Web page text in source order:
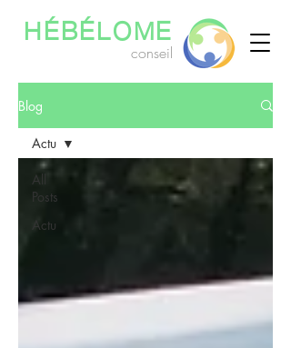
HÉBÉLOME
conseil
Blog
All
Posts
Actu
Actu